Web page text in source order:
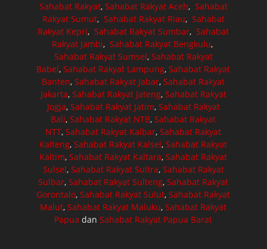
Sahabat Rakyat, Sahabat Rakyat Aceh, Sahabat
Rakyat Sumut, Sahabat Rakyat Riau, Sahabat
Rakyat Kepri,Sahabat Rakyat Sumbar,Sahabat
Rakyat Jambi, Sahabat Rakyat Bengkulu,
Sahabat Rakyat Sumsel, Sahabat Rakyat
Babel,Sahabat Rakyat Lampung,Sahabat Rakyat
Banten,Sahabat Rakyat Jabar,Sahabat Rakyat
Jakarta, Sahabat Rakyat Jateng, Sahabat Rakyat
Jogja, Sahabat Rakyat Jatim, Sahabat Rakyat
Bali,Sahabat Rakyat NTB,Sahabat Rakyat
NTT,Sahabat Rakyat Kalbar,Sahabat Rakyat
Kalteng,Sahabat Rakyat Kalsel,Sahabat Rakyat
Kaltim,Sahabat Rakyat Kaltara,Sahabat Rakyat
Sulsel, Sahabat Rakyat Sultra, Sahabat Rakyat
Sulbar,Sahabat Rakyat Sulteng,Sahabat Rakyat
Gorontalo,Sahabat Rakyat Sulut,Sahabat Rakyat
Malut,Sahabat Rakyat Maluku,Sahabat Rakyat
Papua danSahabat Rakyat Papua Barat